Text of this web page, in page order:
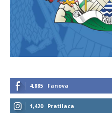
4,885 Fanova
1,420 Pratilaca